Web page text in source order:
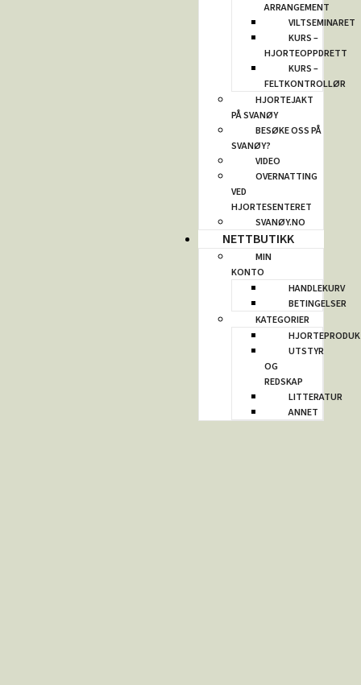
ARRANGEMENT
VILTSEMINARET
KURS –
HJORTEOPPDRETT
KURS –
FELTKONTROLLØR
HJORTEJAKT
PÅ SVANØY
BESØKE OSS PÅ
SVANØY?
VIDEO
OVERNATTING
VED
HJORTESENTERET
SVANØY.NO
NETTBUTIKK
MIN
KONTO
HANDLEKURV
BETINGELSER
KATEGORIER
UTSTYR
OG
REDSKAP
LITTERATUR
ANNET